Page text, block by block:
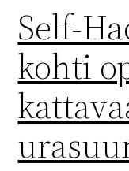
Self-
kohti